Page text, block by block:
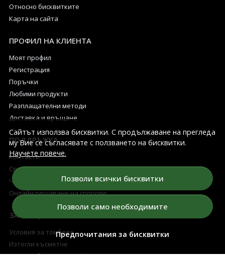
Сайтът използва бисквитки. С продължаване на прегледа
му Вие се съгласявате с ползването на бисквитки.
Научете повече.
Позволи всички бисквитки
Позволи само необходимите
Предпочитания за бисквитки
Относно бисквитките
Карта на сайта
ПРОФИЛ НА КЛИЕНТА
Моят профил
Регистрация
Поръчки
Любими продукти
Разплащателни методи
Доставка и връщане
ПОДДРЪЖКА
Контакти
Свържете се с нас
Често Задавани Въпроси
Онлайн решаване на спорове
ЗА СПЕЦИАЛНИ КЛИЕНТИ
Условия за томбола
Изтегли късметче
5 Най-добри Арома Дифузери